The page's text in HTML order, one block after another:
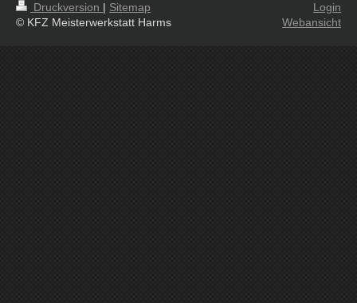
Druckversion | Sitemap
© KFZ Meisterwerkstatt Harms
Login
Webansicht